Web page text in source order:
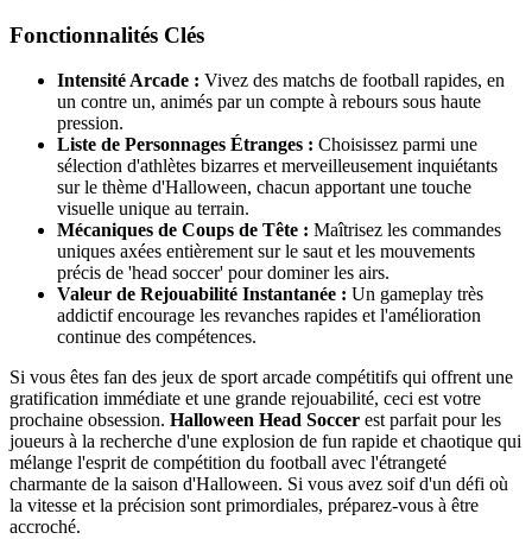
Fonctionnalités Clés
Intensité Arcade : Vivez des matchs de football rapides, en
un contre un, animés par un compte à rebours sous haute
pression.
Liste de Personnages Étranges : Choisissez parmi une
sélection d'athlètes bizarres et merveilleusement inquiétants
sur le thème d'Halloween, chacun apportant une touche
visuelle unique au terrain.
Mécaniques de Coups de Tête : Maîtrisez les commandes
uniques axées entièrement sur le saut et les mouvements
précis de 'head soccer' pour dominer les airs.
Valeur de Rejouabilité Instantanée : Un gameplay très
addictif encourage les revanches rapides et l'amélioration
continue des compétences.
Si vous êtes fan des jeux de sport arcade compétitifs qui offrent une
gratification immédiate et une grande rejouabilité, ceci est votre
prochaine obsession. Halloween Head Soccer est parfait pour les
joueurs à la recherche d'une explosion de fun rapide et chaotique qui
mélange l'esprit de compétition du football avec l'étrangeté
charmante de la saison d'Halloween. Si vous avez soif d'un défi où
la vitesse et la précision sont primordiales, préparez-vous à être
accroché.